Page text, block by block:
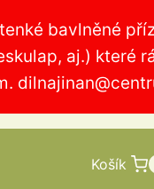
bavlněné
aj.) které
Košík